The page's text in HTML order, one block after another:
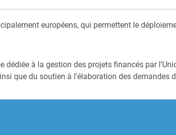
européens, qui permettent le
à la gestion des projets financés par
que du soutien à l’élaboration des demandes